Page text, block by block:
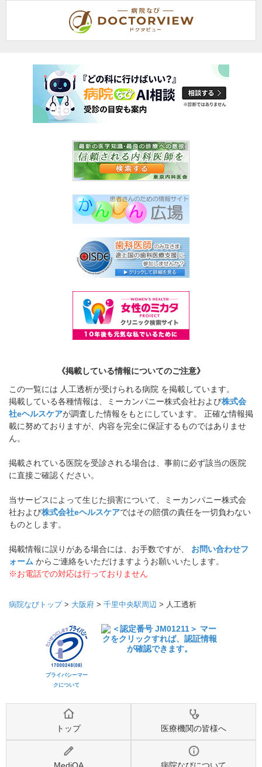
《掲載している情報についてのご注意》
この一覧には 人工透析が受けられる病院 を掲載しています。
掲載している各種情報は、ミーカンパニー株式会社および株式会
社eヘルスケアが調査した情報をもとにしています。 正確な情報掲
載に努めておりますが、内容を完全に保証するものではありませ
ん。
掲載されている医院を受診される場合は、事前に必ず該当の医院
に直接ご確認ください。
当サービスによって生じた損害について、ミーカンパニー株式会
社および株式会社eヘルスケアではその賠償の責任を一切負わない
ものとします。
掲載情報に誤りがある場合には、お手数ですが、 お問い合わせフ
ォーム からご連絡をいただけますようお願いいたします。
※お電話での対応は行っておりません
病院なびトップ> 大阪府 > 千里中央駅周辺 > 人工透析
プライバシーマー
クについて
トップ 医療機関の皆様へ